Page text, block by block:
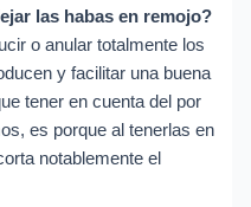
las habas en remojo?
o anular totalmente los
y facilitar una buena
tener en cuenta del por
es porque al tenerlas en
notablemente el